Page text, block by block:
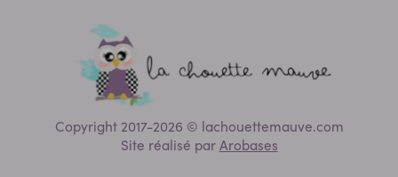
Copyright 2017-2026 © lachouettemauve.com
Site réalisé parArobases